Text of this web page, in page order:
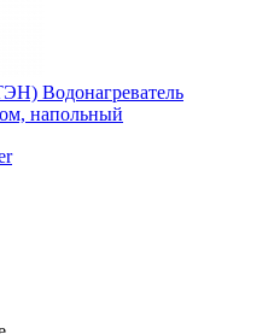
Водонагреватель
напольный